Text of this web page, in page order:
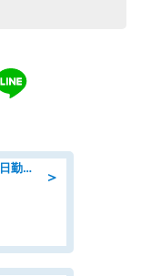
＞
経理/病院での経理事務のお仕事/即日勤務可/車通勤可/経理/一般事務